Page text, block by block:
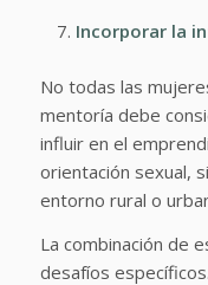
Incorporar la
No todas las
mentoría debe
influir en el
orientación sexual,
entorno rural o
La combinación de
desafíos específicos.